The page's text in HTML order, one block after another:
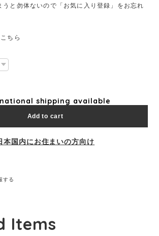
うと勿体ないので「お気に入り登録」をお忘れ
ちら
shipping available
Add to cart
本国内にお住まいの方向け
する
Items